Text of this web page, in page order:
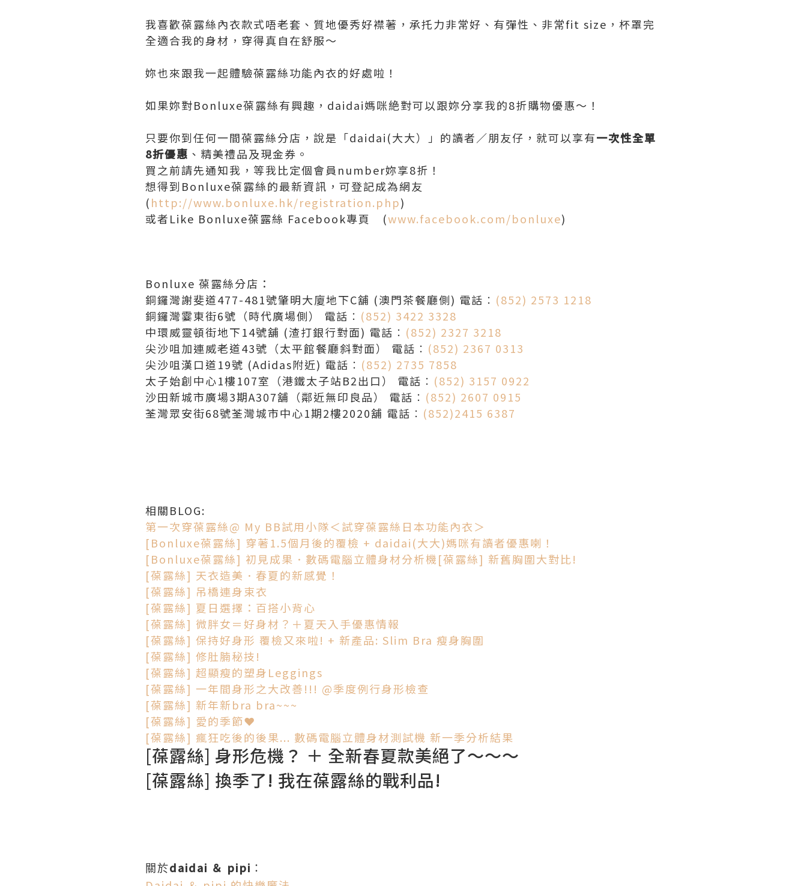
我喜歡葆露絲內衣款式唔老套、質地優秀好襟著，承托力非常好、有彈性、非常fit size，杯罩完
全適合我的身材，穿得真自在舒服～
妳也來跟我一起體驗葆露絲功能內衣的好處啦！
如果妳對Bonluxe葆露絲有興趣，daidai媽咪絶對可以跟妳分享我的8折購物優惠～！
只要你到任何一間葆露絲分店，說是「daidai(大大）」的讀者／朋友仔，就可以享有一次性全單
8折優惠 、精美禮品及現金券。
買之前請先通知我，等我比定個會員number妳享8折！
想得到Bonluxe葆露絲的最新資訊，可登記成為網友
(http://www.bonluxe.hk/registration.php)
或者Like Bonluxe葆露絲 Facebook專頁 (www.facebook.com/bonluxe)
Bonluxe 葆露絲分店：
銅鑼灣謝斐道477-481號肇明大廈地下C舖 (澳門茶餐廳側) 電話︰ (852) 2573 1218
銅鑼灣霎東街6號（時代廣場側） 電話︰ (852) 3422 3328
中環威靈頓街地下14號舖 (渣打銀行對面) 電話︰ (852) 2327 3218
尖沙咀加連威老道43號（太平館餐廳斜對面） 電話︰ (852) 2367 0313
尖沙咀漢口道19號 (Adidas附近) 電話︰ (852) 2735 7858
太子始創中心1樓107室（港鐵太子站B2出口） 電話︰ (852) 3157 0922
沙田新城市廣場3期A307舖（鄰近無印良品） 電話︰ (852) 2607 0915
荃灣眾安街68號荃灣城市中心1期2樓2020舖 電話︰ (852)2415 6387
相關BLOG:
第一次穿葆露絲@ My BB試用小隊＜試穿葆露絲日本功能內衣＞
[Bonluxe葆露絲] 穿著1.5個月後的覆檢 + daidai(大大)媽咪有讀者優惠喇！
[Bonluxe葆露絲] 初見成果．數碼電腦立體身材分析機[葆露絲] 新舊胸圍大對比!
[葆露絲] 天衣造美．春夏的新感覺！
[葆露絲] 吊橋連身束衣
[葆露絲] 夏日選擇：百搭小背心
[葆露絲] 微胖女＝好身材？＋夏天入手優惠情報
[葆露絲] 保持好身形 覆檢又來啦! + 新產品: Slim Bra 瘦身胸圍
[葆露絲] 修肚腩秘技!
[葆露絲] 超顯瘦的塑身Leggings
[葆露絲] 一年間身形之大改善!!! @季度例行身形檢查
[葆露絲] 新年新bra bra~~~
[葆露絲] 愛的季節❤️
[葆露絲] 瘋狂吃後的後果... 數碼電腦立體身材測試機 新一季分析結果
[葆露絲] 身形危機？ ＋ 全新春夏款美絕了～～～
[葆露絲] 換季了! 我在葆露絲的戰利品!
關於daidai ＆ pipi ：